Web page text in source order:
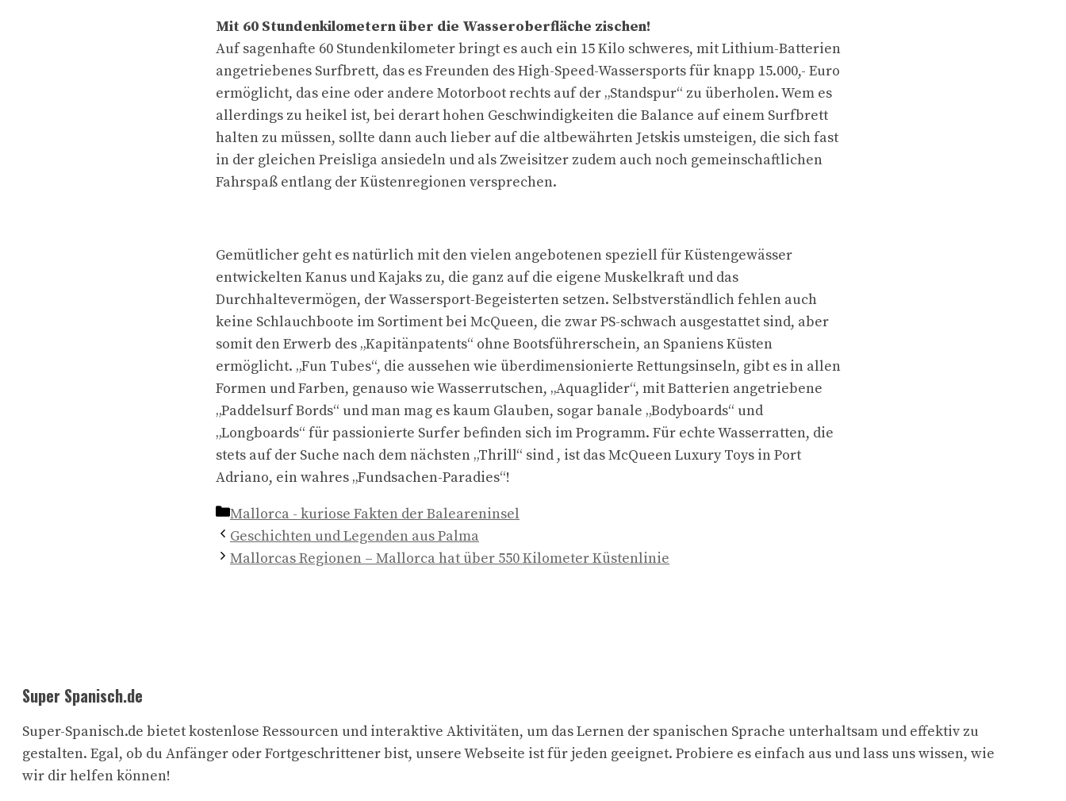
Mit 60 Stundenkilometern über die Wasseroberfläche zischen!
Auf sagenhafte 60 Stundenkilometer bringt es auch ein 15 Kilo schweres, mit Lithium-Batterien
angetriebenes Surfbrett, das es Freunden des High-Speed-Wassersports für knapp 15.000,- Euro
ermöglicht, das eine oder andere Motorboot rechts auf der „Standspur“ zu überholen. Wem es
allerdings zu heikel ist, bei derart hohen Geschwindigkeiten die Balance auf einem Surfbrett
halten zu müssen, sollte dann auch lieber auf die altbewährten Jetskis umsteigen, die sich fast
in der gleichen Preisliga ansiedeln und als Zweisitzer zudem auch noch gemeinschaftlichen
Fahrspaß entlang der Küstenregionen versprechen.
Gemütlicher geht es natürlich mit den vielen angebotenen speziell für Küstengewässer
entwickelten Kanus und Kajaks zu, die ganz auf die eigene Muskelkraft und das
Durchhaltevermögen, der Wassersport-Begeisterten setzen. Selbstverständlich fehlen auch
keine Schlauchboote im Sortiment bei McQueen, die zwar PS-schwach ausgestattet sind, aber
somit den Erwerb des „Kapitänpatents“ ohne Bootsführerschein, an Spaniens Küsten
ermöglicht. „Fun Tubes“, die aussehen wie überdimensionierte Rettungsinseln, gibt es in allen
Formen und Farben, genauso wie Wasserrutschen, „Aquaglider“, mit Batterien angetriebene
„Paddelsurf Bords“ und man mag es kaum Glauben, sogar banale „Bodyboards“ und
„Longboards“ für passionierte Surfer befinden sich im Programm. Für echte Wasserratten, die
stets auf der Suche nach dem nächsten „Thrill“ sind , ist das McQueen Luxury Toys in Port
Adriano, ein wahres „Fundsachen-Paradies“!
Kategorien
Mallorca - kuriose Fakten der Baleareninsel
Geschichten und Legenden aus Palma
Mallorcas Regionen – Mallorca hat über 550 Kilometer Küstenlinie
Super Spanisch.de
Super-Spanisch.de bietet kostenlose Ressourcen und interaktive Aktivitäten, um das Lernen der spanischen Sprache unterhaltsam und effektiv zu
gestalten. Egal, ob du Anfänger oder Fortgeschrittener bist, unsere Webseite ist für jeden geeignet. Probiere es einfach aus und lass uns wissen, wie
wir dir helfen können!